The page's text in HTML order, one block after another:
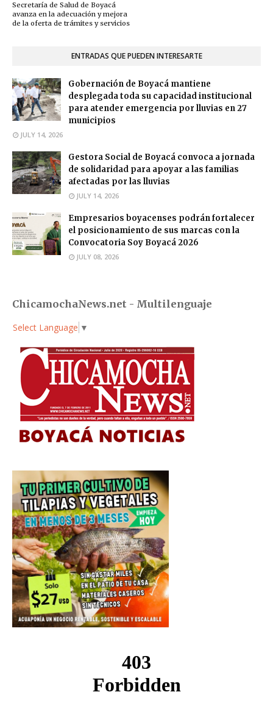
Secretaría de Salud de Boyacá
avanza en la adecuación y mejora
de la oferta de trámites y servicios
ENTRADAS QUE PUEDEN INTERESARTE
Gobernación de Boyacá mantiene
desplegada toda su capacidad institucional
para atender emergencia por lluvias en 27
municipios
JULY 14, 2026
Gestora Social de Boyacá convoca a jornada
de solidaridad para apoyar a las familias
afectadas por las lluvias
JULY 14, 2026
Empresarios boyacenses podrán fortalecer
el posicionamiento de sus marcas con la
Convocatoria Soy Boyacá 2026
JULY 08, 2026
ChicamochaNews.net - Multilenguaje
Select Language ▼